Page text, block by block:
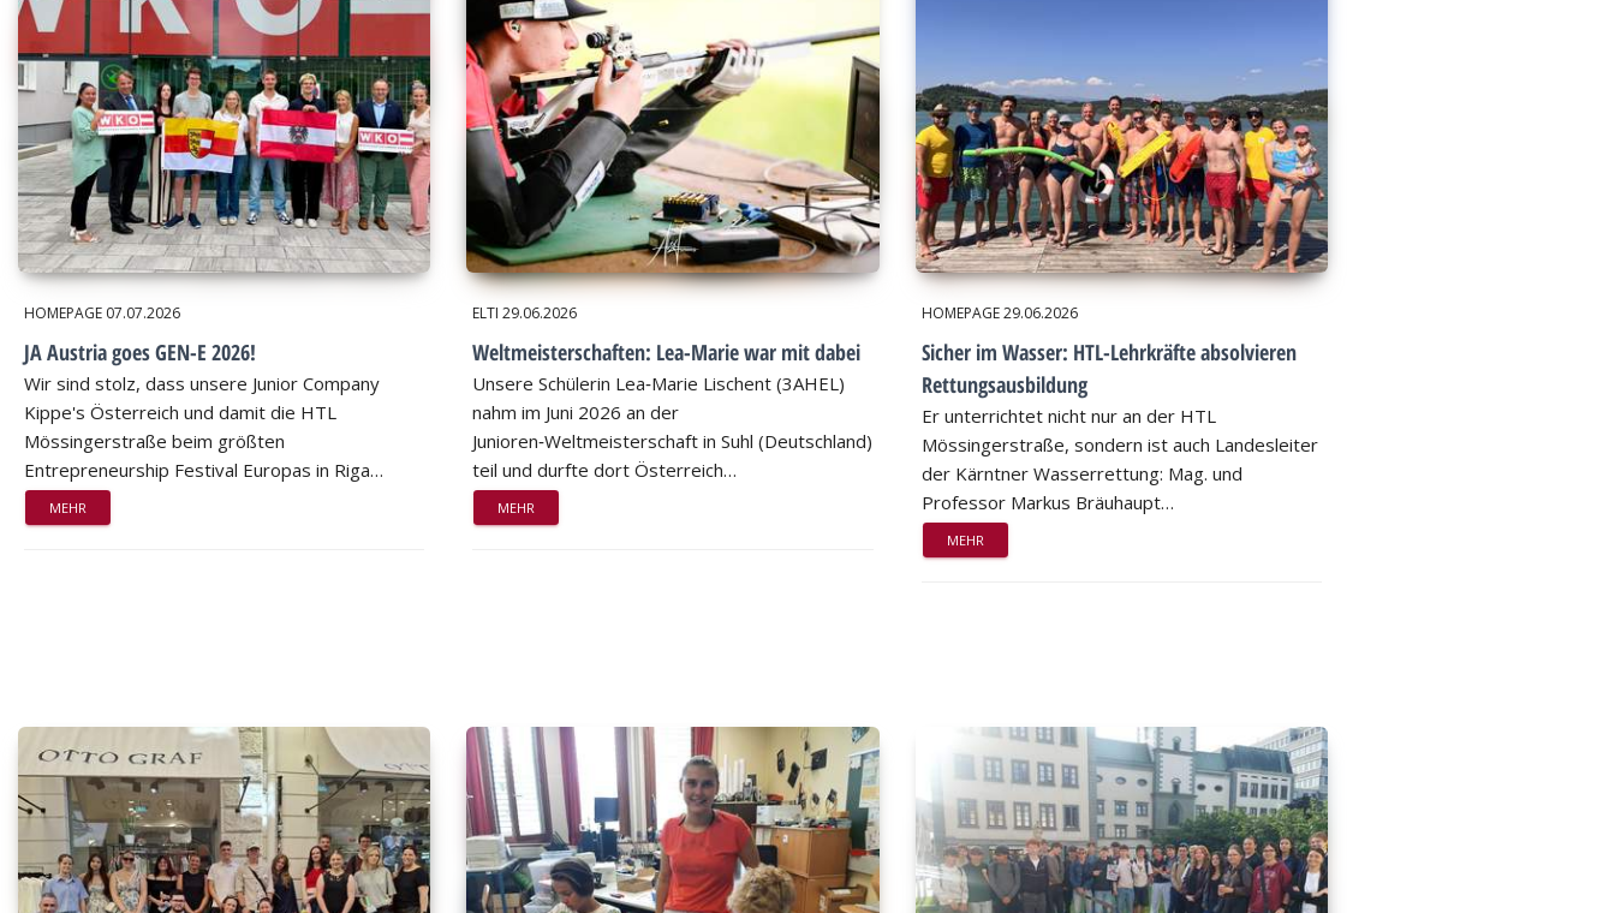
HOMEPAGE 07.07.2026
JA Austria goes GEN-E 2026!
Wir sind stolz, dass unsere Junior Company
Kippe's Österreich und damit die HTL
Mössingerstraße beim größten
Entrepreneurship Festival Europas in Riga…
MEHR
ELTI29.06.2026
Weltmeisterschaften: Lea-Marie war mit dabei
Unsere Schülerin Lea‑Marie Lischent (3AHEL)
nahm im Juni 2026 an der
Junioren‑Weltmeisterschaft in Suhl (Deutschland)
teil und durfte dort Österreich…
MEHR
HOMEPAGE29.06.2026
Sicher im Wasser: HTL-Lehrkräfte absolvieren
Rettungsausbildung
Er unterrichtet nicht nur an der HTL
Mössingerstraße, sondern ist auch Landesleiter
der Kärntner Wasserrettung: Mag. und
Professor Markus Bräuhaupt…
MEHR